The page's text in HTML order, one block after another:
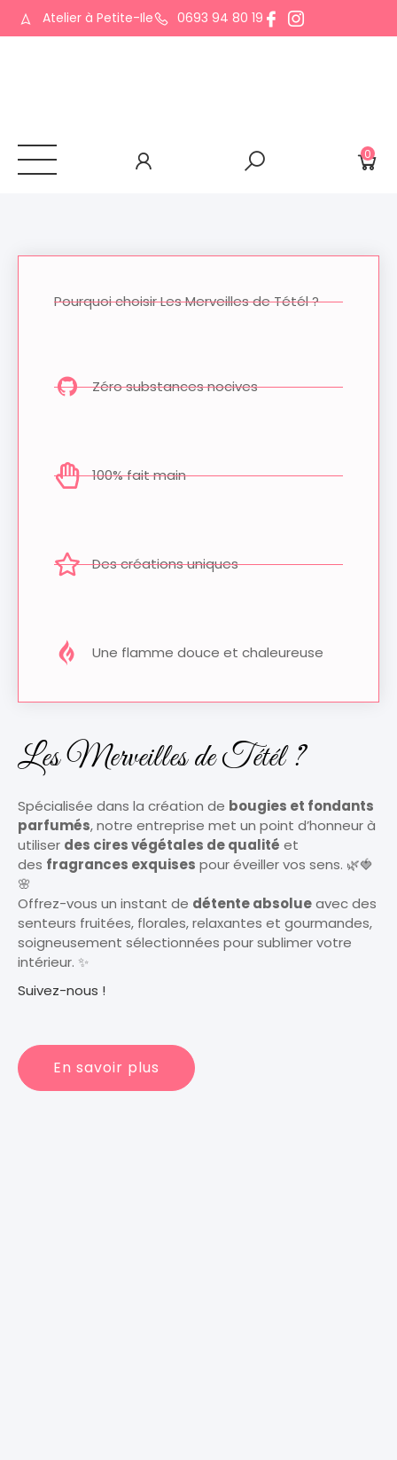
Atelier à Petite-Ile 0693 94 80 19
0
Pourquoi choisir Les Merveilles de Tétél ?
Zéro substances nocives
100% fait main
Des créations uniques
Une flamme douce et chaleureuse
Les Merveilles de Tétél ?
Spécialisée dans la création de bougies et fondants
parfumés, notre entreprise met un point d’honneur à
utiliser des cires végétales de qualité et
des fragrances exquises pour éveiller vos sens. 🌿🍓
🌸
Offrez-vous un instant de détente absolueavec des
senteurs fruitées, florales, relaxantes et gourmandes,
soigneusement sélectionnées pour sublimer votre
intérieur. ✨
Suivez-nous !
En savoir plus